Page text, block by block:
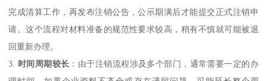
完成清算工作，再发布注销公告，公示期满后才能提交正式注销申
请。这个流程对材料准备的规范性要求较高，稍有不慎就可能被退
回重新办理。
3.
时间周期较长 ：由于注销流程涉及多个部门，通常需要一定的办